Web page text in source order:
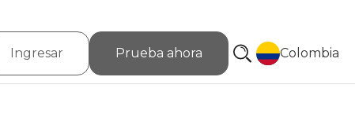
Ingresar Prueba ahora Colombia